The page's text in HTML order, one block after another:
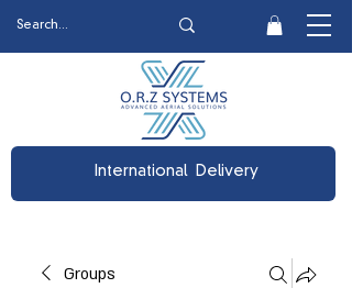
International Delivery
Groups